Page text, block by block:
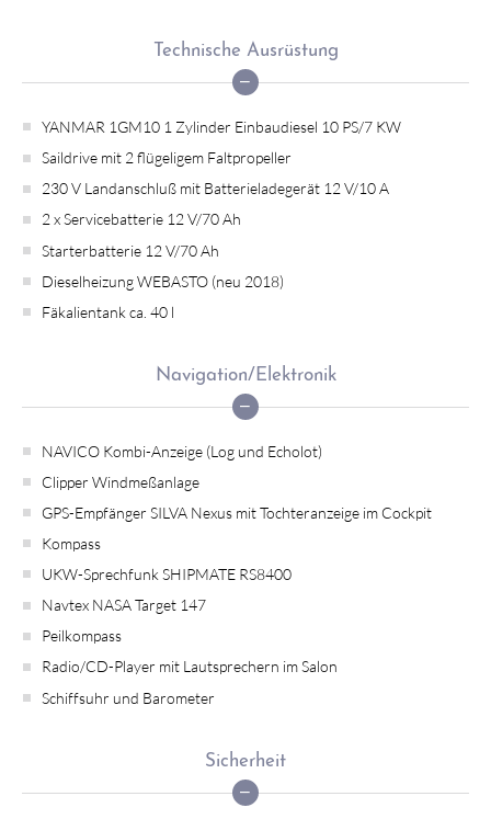
Technische Ausrüstung
YANMAR 1GM10 1 Zylinder Einbaudiesel 10 PS/7 KW
Saildrive mit 2 flügeligem Faltpropeller
230 V Landanschluß mit Batterieladegerät 12 V/10 A
2 x Servicebatterie 12 V/70 Ah
Starterbatterie 12 V/70 Ah
Dieselheizung WEBASTO (neu 2018)
Fäkalientank ca. 40 l
Navigation/Elektronik
NAVICO Kombi-Anzeige (Log und Echolot)
Clipper Windmeßanlage
GPS-Empfänger SILVA Nexus mit Tochteranzeige im Cockpit
Kompass
UKW-Sprechfunk SHIPMATE RS8400
Navtex NASA Target 147
Peilkompass
Radio/CD-Player mit Lautsprechern im Salon
Schiffsuhr und Barometer
Sicherheit